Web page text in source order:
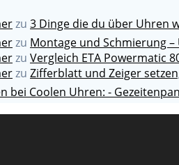
zu 3 Dinge die du über Uhren
zu Montage und Schmierung
zu Vergleich ETA Powermatic
zu Zifferblatt und Zeiger
bei Coolen Uhren: -